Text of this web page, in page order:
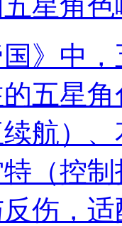
》中
五星
航）
（控
伤，